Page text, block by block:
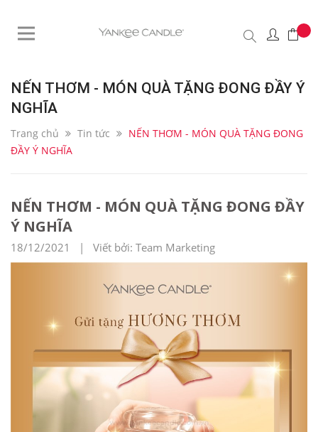
NẾN THƠM - MÓN QUÀ TẶNG ĐONG ĐẦY Ý
NGHĨA
Trang chủ Tin tức
NẾN THƠM - MÓN QUÀ TẶNG ĐONG
ĐẦY Ý NGHĨA
NẾN THƠM - MÓN QUÀ TẶNG ĐONG ĐẦY
Ý NGHĨA
18/12/2021 | Viết bởi: Team Marketing